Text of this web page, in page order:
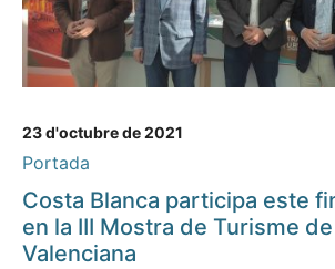
23 d'octubre de 2021
Portada
Costa Blanca participa este
en la III Mostra de Turisme
Valenciana